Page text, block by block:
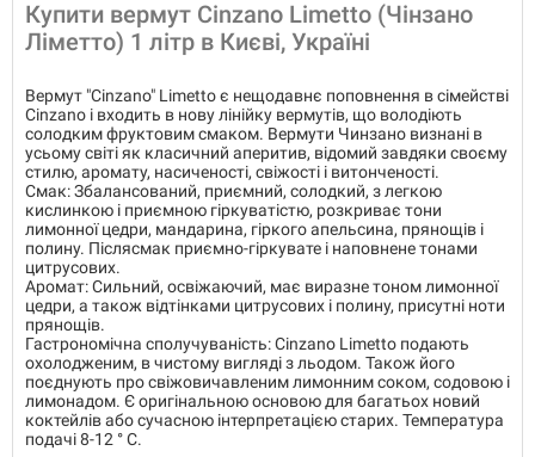
Купити вермут Cinzano Limetto (Чінзано
Ліметто) 1 літр в Києві, Україні
Вермут "Cinzano" Limetto є нещодавнє поповнення в сімействі
Cinzano і входить в нову лінійку вермутів, що володіють
солодким фруктовим смаком. Вермути Чинзано визнані в
усьому світі як класичний аперитив, відомий завдяки своєму
стилю, аромату, насиченості, свіжості і витонченості.
Смак: Збалансований, приємний, солодкий, з легкою
кислинкою і приємною гіркуватістю, розкриває тони
лимонної цедри, мандарина, гіркого апельсина, прянощів і
полину. Післясмак приємно-гіркувате і наповнене тонами
цитрусових.
Аромат: Сильний, освіжаючий, має виразне тоном лимонної
цедри, а також відтінками цитрусових і полину, присутні ноти
прянощів.
Гастрономічна сполучуваність: Cinzano Limetto подають
охолодженим, в чистому вигляді з льодом. Також його
поєднують про свіжовичавленим лимонним соком, содовою і
лимонадом. Є оригінальною основою для багатьох новий
коктейлів або сучасною інтерпретацією старих. Температура
подачі 8-12 ° С.